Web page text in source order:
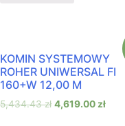
KOMIN SYSTEMOWY
ROHER UNIWERSAL FI
160+W 12,00 M
5,434.43zł 4,619.00zł